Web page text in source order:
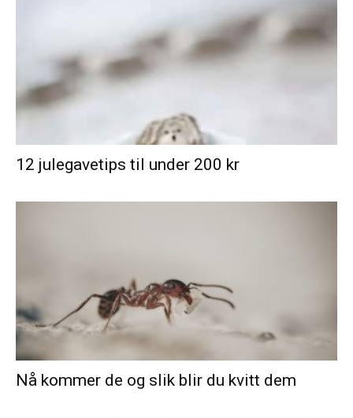
12 julegavetips til under 200 kr
Nå kommer de og slik blir du kvitt dem